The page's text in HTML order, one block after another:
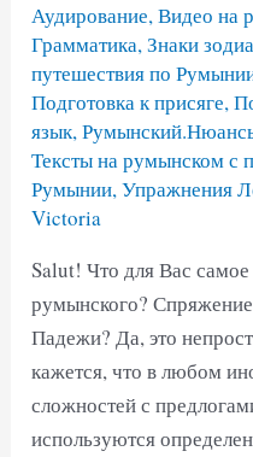
Аудирование,Видео на
Грамматика,Знаки
путешествия по
Подготовка к присяге,
язык,
Тексты на румынском с
Румынии,Упражнения
Victoria
Salut! Что для Вас
румынского?
Падежи? Да, это
кажется, что в любом
сложностей с
используются